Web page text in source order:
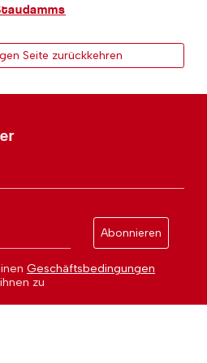
Seite zurückkehren
Abonnieren
Geschäftsbedingungen
zu